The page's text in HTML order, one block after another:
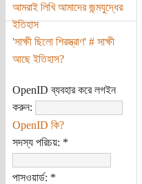
আমরাই লিখি আমাদের জন্মযুদ্ধের
ইতিহাস
'সাক্ষী ছিলো শিরস্ত্রাণ' # সাক্ষী
আছে ইতিহাস?
OpenID ব্যবহার করে লগইন
করুন:
OpenID কি?
সদস্য পরিচয়: *
পাসওয়ার্ড: *